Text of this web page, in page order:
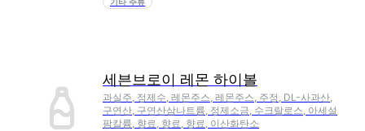
기타 주류
세븐브로이 레몬 하이볼
과실주, 정제수, 레몬주스, 레몬주스, 주정, DL-사과산,
구연산, 구연산삼나트륨, 정제소금, 수크랄로스, 아세설
팜칼륨, 향료, 향료, 향료, 이산화탄소